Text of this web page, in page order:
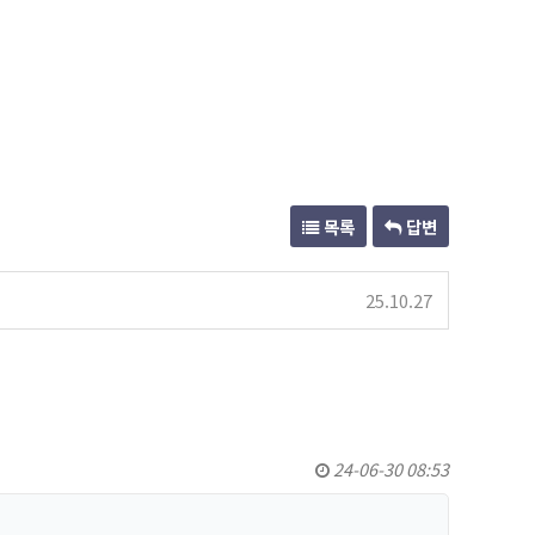
목록 답변
25.10.27
24-06-30 08:53